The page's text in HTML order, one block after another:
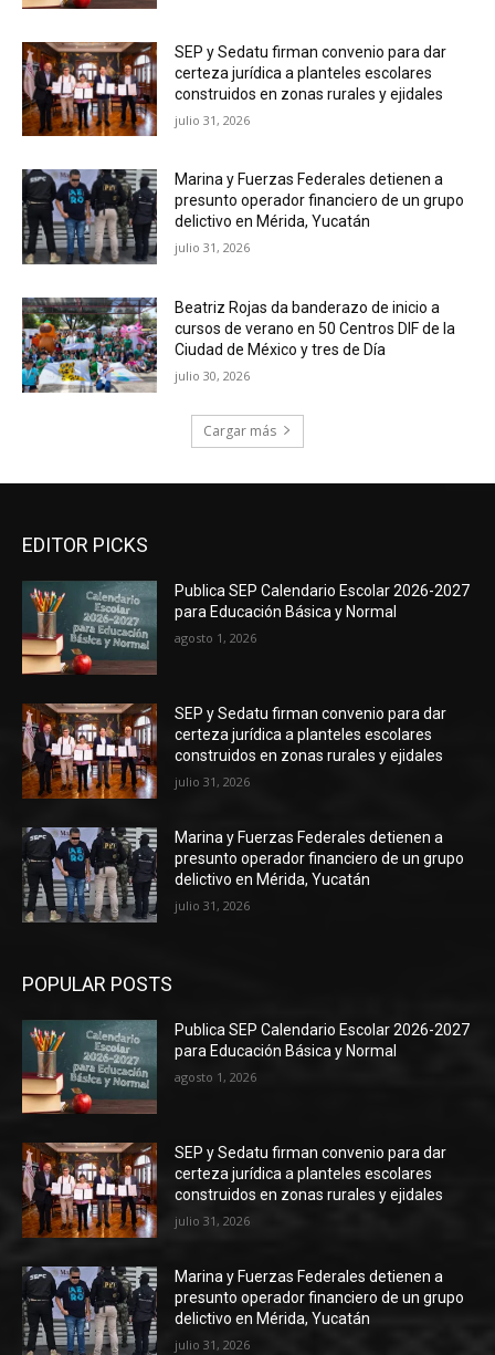
SEP y Sedatu firman convenio para dar
certeza jurídica a planteles escolares
construidos en zonas rurales y ejidales
julio 31, 2026
Marina y Fuerzas Federales detienen a
presunto operador financiero de un grupo
delictivo en Mérida, Yucatán
julio 31, 2026
Beatriz Rojas da banderazo de inicio a
cursos de verano en 50 Centros DIF de la
Ciudad de México y tres de Día
julio 30, 2026
Cargar más
EDITOR PICKS
Publica SEP Calendario Escolar 2026-2027
para Educación Básica y Normal
agosto 1, 2026
SEP y Sedatu firman convenio para dar
certeza jurídica a planteles escolares
construidos en zonas rurales y ejidales
julio 31, 2026
Marina y Fuerzas Federales detienen a
presunto operador financiero de un grupo
delictivo en Mérida, Yucatán
julio 31, 2026
POPULAR POSTS
Publica SEP Calendario Escolar 2026-2027
para Educación Básica y Normal
agosto 1, 2026
SEP y Sedatu firman convenio para dar
certeza jurídica a planteles escolares
construidos en zonas rurales y ejidales
julio 31, 2026
Marina y Fuerzas Federales detienen a
presunto operador financiero de un grupo
delictivo en Mérida, Yucatán
julio 31, 2026